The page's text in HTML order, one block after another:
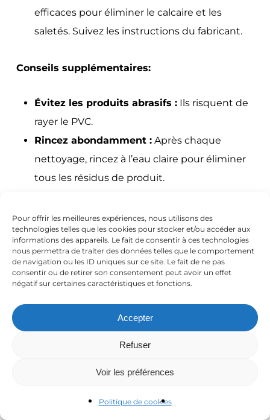
Pour offrir les meilleures expériences, nous utilisons des
technologies telles que les cookies pour stocker et/ou accéder aux
informations des appareils. Le fait de consentir à ces technologies
nous permettra de traiter des données telles que le comportement
de navigation ou les ID uniques sur ce site. Le fait de ne pas
consentir ou de retirer son consentement peut avoir un effet
négatif sur certaines caractéristiques et fonctions.
Accepter
Refuser
Voir les préférences
Politique de cookies
efficaces pour éliminer le calcaire et les
saletés. Suivez les instructions du fabricant.
Conseils supplémentaires:
Évitez les produits abrasifs :Ils risquent de
rayer le PVC.
Rincez abondamment :Après chaque
nettoyage, rincez à l’eau claire pour éliminer
tous les résidus de produit.
éviter les traces et les gouttes d’eau.
Régulez la dureté de l’eau :Si vous avez
une eau très calcaire, installez un adoucisseur
d’eau pour limiter l’apparition de nouvelles
traces.
Pour un résultat optimal, il est recommandé de
nettoyer régulièrement vos fenêtres PVC.
En suivant ces conseils, vous retrouverez l’éclat
de vos fenêtres en un rien de temps !